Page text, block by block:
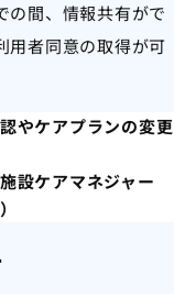
の間、情報共有がで
用者同意の取得が可
やケアプランの変更
設ケアマネジャー